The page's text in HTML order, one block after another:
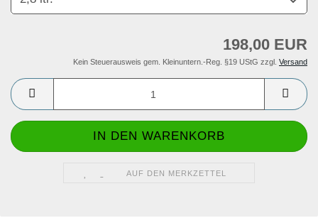
198,00 EUR
Kein Steuerausweis gem. Kleinuntern.-Reg. §19 UStG zzgl. Versand
AUF DEN MERKZETTEL